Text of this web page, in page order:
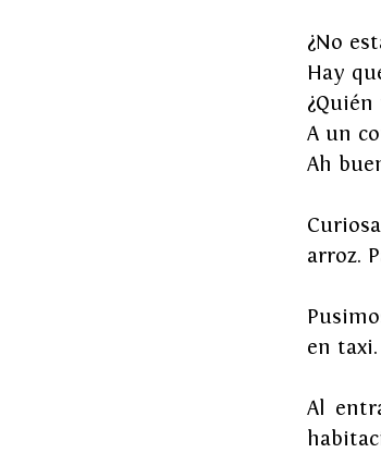
¿No
Hay
A un
Ah
arroz.
en taxi.
Al